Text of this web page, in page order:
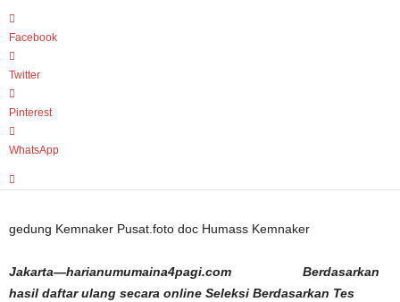
Facebook
Twitter
Pinterest
WhatsApp
gedung Kemnaker Pusat.foto doc Humass Kemnaker
Jakarta—harianumumaina4pagi.com Berdasarkan
hasil daftar ulang secara online Seleksi Berdasarkan Tes